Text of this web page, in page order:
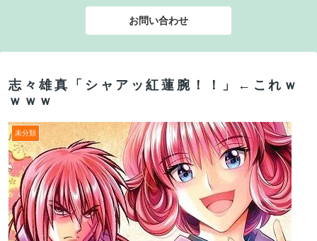
お問い合わせ
志々雄真「シャアッ紅蓮腕！！」←これｗ
ｗｗｗ
未分類